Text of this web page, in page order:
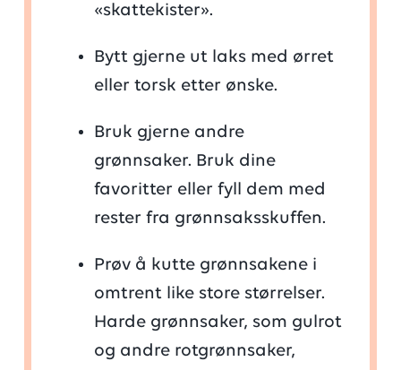
«skattekister».
Bytt gjerne ut laks med ørret
eller torsk etter ønske.
Bruk gjerne andre
grønnsaker. Bruk dine
favoritter eller fyll dem med
rester fra grønnsaksskuffen.
Prøv å kutte grønnsakene i
omtrent like store størrelser.
Harde grønnsaker, som gulrot
og andre rotgrønnsaker,